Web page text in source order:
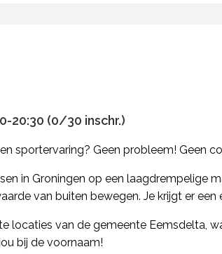
20:30 (0/30 inschr.)
sportervaring? Geen probleem! Geen
in Groningen op een laagdrempelige
van buiten bewegen. Je krijgt er een
locaties van de gemeente Eemsdelta,
bij de voornaam!